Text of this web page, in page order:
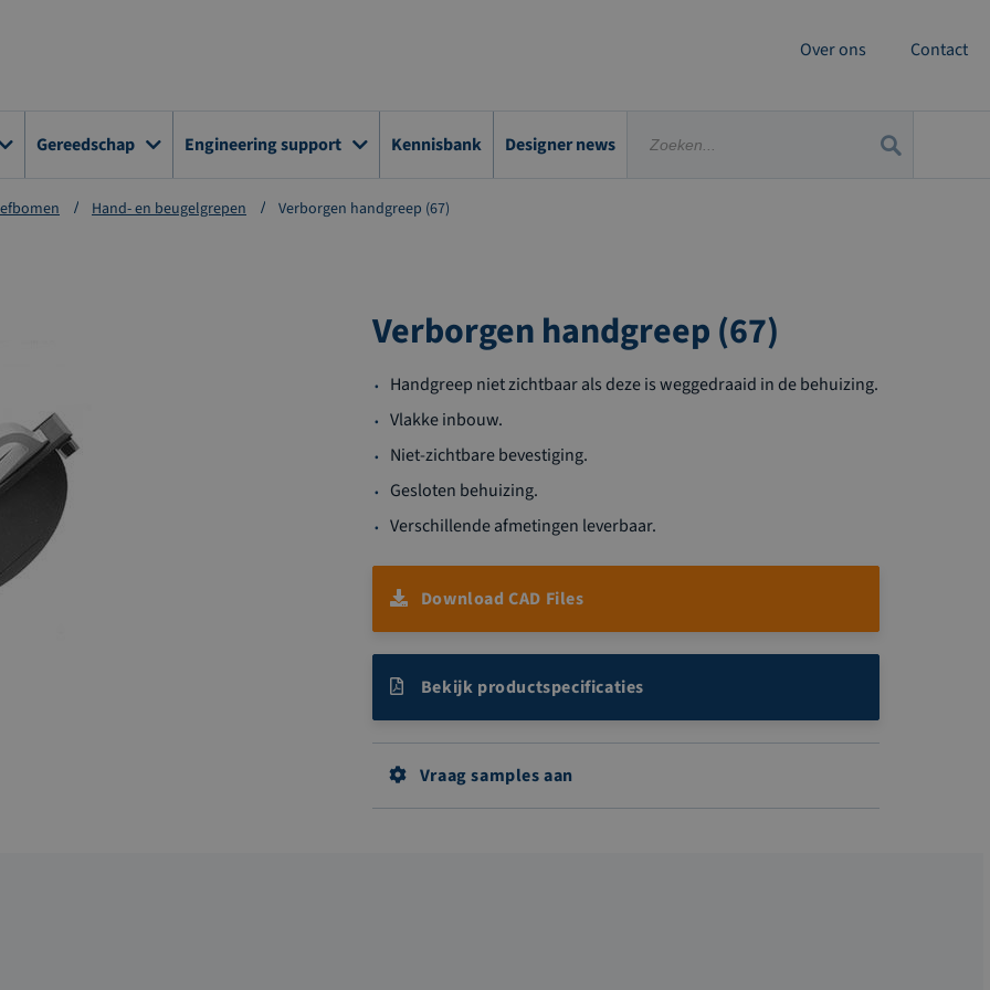
Over ons Contact
Gereedschap Engineering support Kennisbank Designer news
Hand- en beugelgrepen Verborgen handgreep (67)
Verborgen handgreep (67)
Handgreep niet zichtbaar als deze is weggedraaid in de behuizing.
Vlakke inbouw.
Niet-zichtbare bevestiging.
Gesloten behuizing.
Verschillende afmetingen leverbaar.
Download CAD Files
Bekijk productspecificaties
Vraag samples aan